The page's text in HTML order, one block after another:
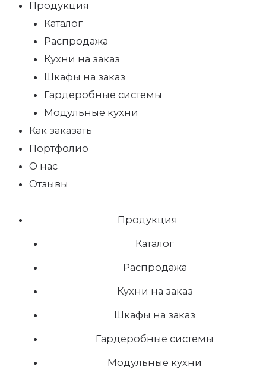
Продукция
Каталог
Распродажа
Кухни на заказ
Шкафы на заказ
Гардеробные системы
Модульные кухни
Как заказать
Портфолио
О нас
Отзывы
Продукция
Каталог
Распродажа
Кухни на заказ
Шкафы на заказ
Гардеробные системы
Модульные кухни